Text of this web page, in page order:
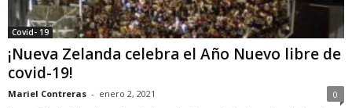
Covid- 19
¡Nueva Zelanda celebra el Año Nuevo libre de
covid-19!
Mariel Contreras - enero 2, 2021 0